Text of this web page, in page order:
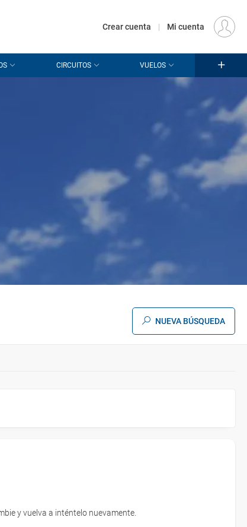
Crear cuenta | Mi cuenta
CIRCUITOS VUELOS
NUEVA BÚSQUEDA
y vuelva a inténtelo nuevamente.